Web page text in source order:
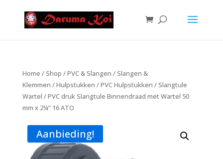
Home /Shop /PVC & Slangen /Slangen &
Klemmen /Hulpstukken /PVC Hulpstukken /Slangtule
Wartel / PVC druk Slangtule Binnendraad met Wartel 50
mm x 2¼” 16 ATO
Aanbieding!